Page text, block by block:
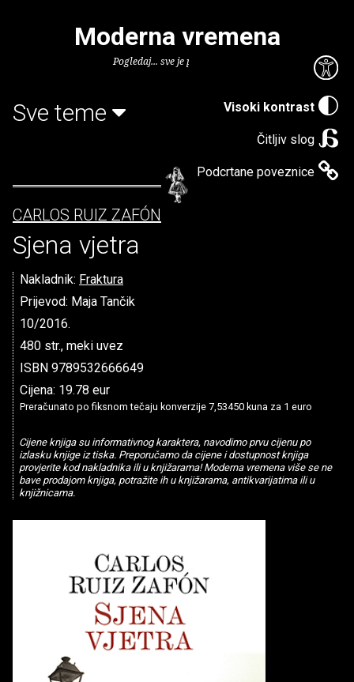
Visoki kontrast
Čitljiv slog
Podcrtane poveznice
Moderna vremena
Pogledaj... sve je puno knjiga.
Sve teme
CARLOS RUIZ ZAFÓN
Sjena vjetra
Nakladnik: Fraktura
Prijevod: Maja Tančik
10/2016.
480 str., meki uvez
ISBN 9789532666649
Cijena: 19.78 eur
Preračunato po fiksnom tečaju konverzije 7,53450 kuna za 1 euro
Cijene knjiga su informativnog karaktera, navodimo prvu cijenu po
izlasku knjige iz tiska. Preporučamo da cijene i dostupnost knjiga
provjerite kod nakladnika ili u knjižarama! Moderna vremena više se ne
bave prodajom knjiga, potražite ih u knjižarama, antikvarijatima ili u
knjižnicama.